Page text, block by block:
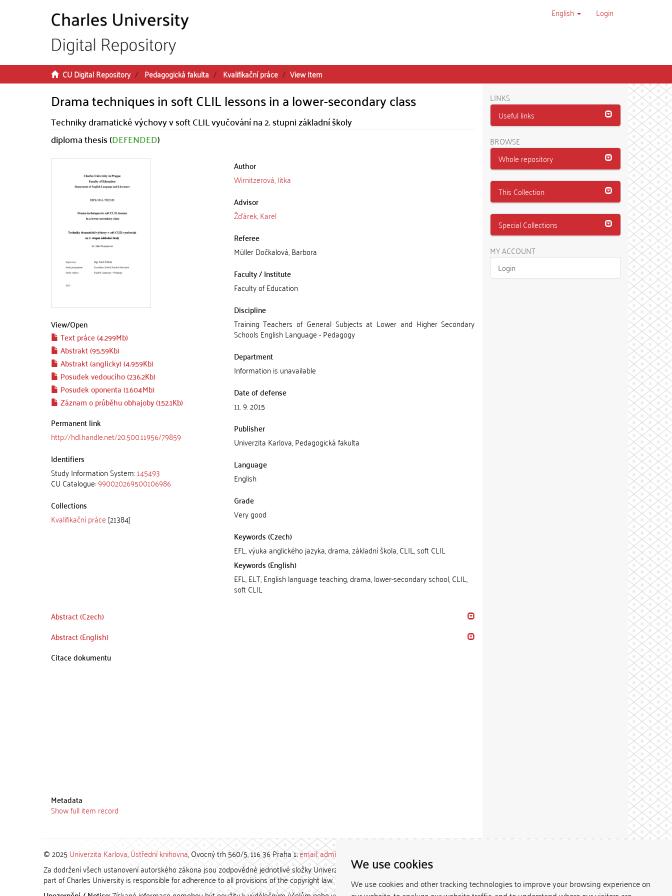
We use cookies
We use cookies and other tracking technologies to improve your browsing experience on
English Login
CU Digital Repository Pedagogická fakulta Kvalifikační práce View Item
Drama techniques in soft CLIL lessons in a lower-secondary class
Techniky dramatické výchovy v soft CLIL vyučování na 2. stupni základní školy
diploma thesis (DEFENDED)
View/Open
Text práce (4.299Mb)
Abstrakt (95.59Kb)
Abstrakt (anglicky) (4.959Kb)
Posudek vedoucího (236.2Kb)
Posudek oponenta (1.604Mb)
Záznam o průběhu obhajoby (152.1Kb)
Permanent link
http://hdl.handle.net/20.500.11956/79859
Identifiers
Study Information System:145493
CU Catalogue:990020269500106986
Collections
Kvalifikační práce [21384]
Author
Wirnitzerová, Jitka
Advisor
Žďárek, Karel
Referee
Müller Dočkalová, Barbora
Faculty / Institute
Faculty of Education
Discipline
Training Teachers of General Subjects at Lower and Higher Secondary
Schools English Language - Pedagogy
Department
Information is unavailable
Date of defense
11. 9. 2015
Publisher
Univerzita Karlova, Pedagogická fakulta
Language
English
Grade
Very good
Keywords (Czech)
EFL, výuka anglického jazyka, drama, základní škola, CLIL, soft CLIL
Keywords (English)
EFL, ELT, English language teaching, drama, lower-secondary school, CLIL,
soft CLIL
Abstract (Czech)
Abstract (English)
Citace dokumentu
Metadata
Show full item record
LINKS
Useful links
BROWSE
Whole repository
This Collection
Special Collections
MY ACCOUNT
Login
© 2025 Univerzita Karlova,Ústřední knihovna, Ovocný trh 560/5, 116 36 Praha 1;email: admin-repozitar [at] cuni.cz
Za dodržení všech ustanovení autorského zákona jsou zodpovědné jednotlivé složky Univerzity Karlovy. / Each constituent
part of Charles University is responsible for adherence to all provisions of the copyright law.